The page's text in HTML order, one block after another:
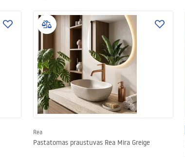
Rea
Pastatomas praustuvas Rea Mira Greige